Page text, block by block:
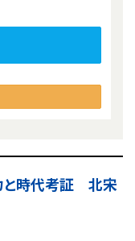
と時代考証 北宋